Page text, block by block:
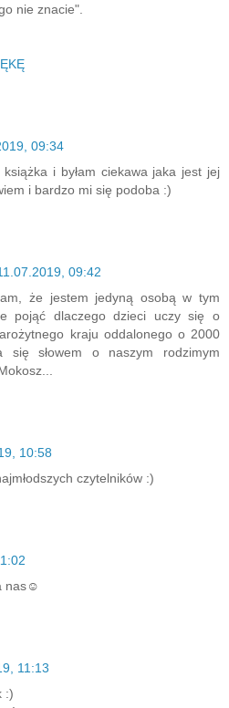
nie znacie".
09:34
i byłam ciekawa jaka jest jej
i bardzo mi się podoba :)
09:42
że jestem jedyną osobą w tym
pojąć dlaczego dzieci uczy się o
kraju oddalonego o 2000
słowem o naszym rodzimym
10:58
czytelników :)
nas☺
11:13
:)